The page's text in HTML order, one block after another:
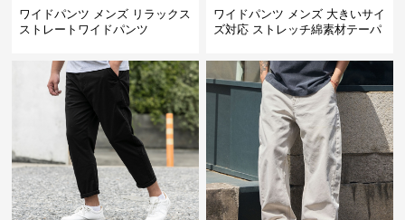
ワイドパンツ メンズ リラックス
ストレートワイドパンツ
ワイドパンツ メンズ 大きいサイ
ズ対応 ストレッチ綿素材テーパ